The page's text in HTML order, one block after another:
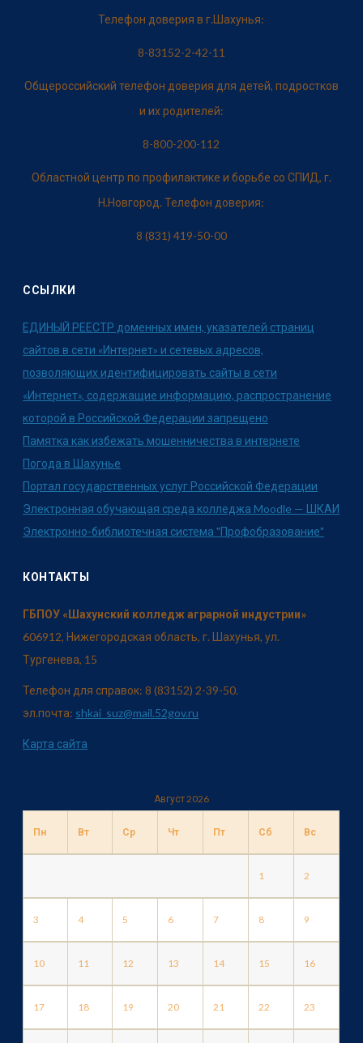
Телефон доверия в г.Шахунья:
8-83152-2-42-11
Общероссийский телефон доверия для детей, подростков
и их родителей:
8-800-200-112
Областной центр по профилактике и борьбе со СПИД, г.
Н.Новгород. Телефон доверия:
8 (831) 419-50-00
ССЫЛКИ
ЕДИНЫЙ РЕЕСТР доменных имен, указателей страниц
сайтов в сети «Интернет» и сетевых адресов,
позволяющих идентифицировать сайты в сети
«Интернет», содержащие информацию, распространение
которой в Российской Федерации запрещено
Памятка как избежать мошенничества в интернете
Погода в Шахунье
Портал государственных услуг Российской Федерации
Электронная обучающая среда колледжа Moodle — ШКАИ
Электронно-библиотечная система "Профобразование"
КОНТАКТЫ
ГБПОУ «Шахунский колледж аграрной индустрии»
606912, Нижегородская область, г. Шахунья, ул.
Тургенева, 15
Телефон для справок: 8 (83152) 2-39-50.
эл.почта: shkai_suz@mail.52gov.ru
Карта сайта
Август 2026
Пн Вт Ср Чт Пт Сб Вс
1 2
3 4 5 6 7 8 9
10 11 12 13 14 15 16
17 18 19 20 21 22 23